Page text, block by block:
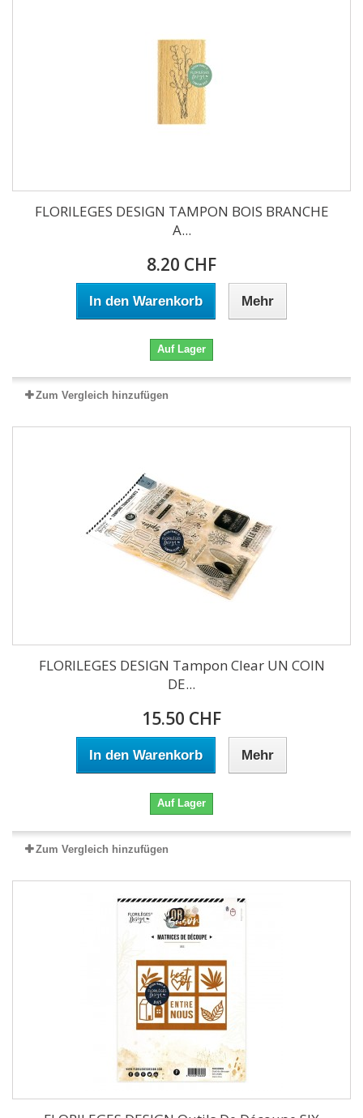
FLORILEGES DESIGN TAMPON BOIS BRANCHE
A...
8.20 CHF
In den Warenkorb Mehr
Auf Lager
Zum Vergleich hinzufügen
FLORILEGES DESIGN Tampon Clear UN COIN
DE...
15.50 CHF
In den Warenkorb Mehr
Auf Lager
Zum Vergleich hinzufügen